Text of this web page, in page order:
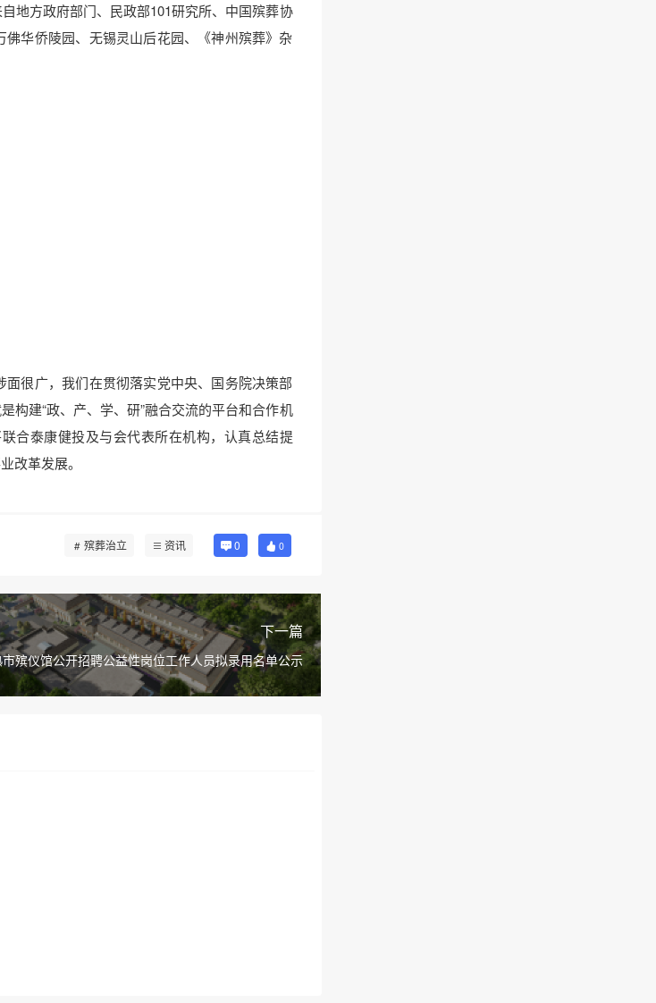
地方政府部门、民政部101研究所、中国殡葬协
华侨陵园、无锡灵山后花园、《神州殡葬》杂
很广，我们在贯彻落实党中央、国务院决策部
构建“政、产、学、研”融合交流的平台和合作机
合泰康健投及与会代表所在机构，认真总结提
改革发展。
殡葬治立 资讯 0 0
下一篇
殡仪馆公开招聘公益性岗位工作人员拟录用名单公示